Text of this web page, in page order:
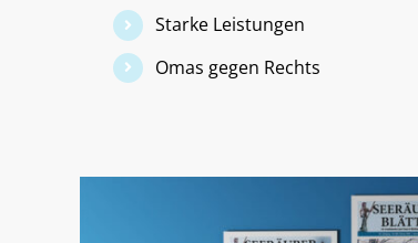
Starke Leistungen
Omas gegen Rechts